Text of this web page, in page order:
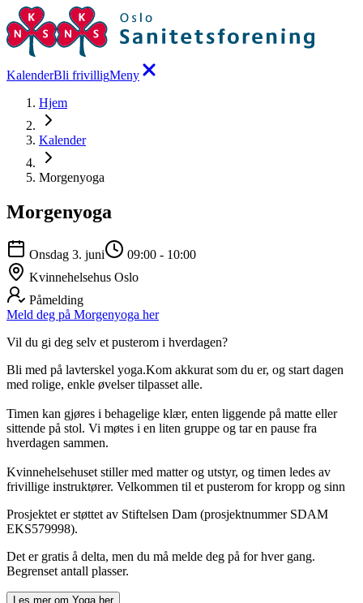
KalenderBli frivilligMeny
Hjem
Kalender
Morgenyoga
Morgenyoga
Onsdag 3. juni 09:00 - 10:00
Kvinnehelsehus Oslo
Påmelding
Meld deg på Morgenyoga her
Vil du gi deg selv et pusterom i hverdagen?
Bli med på lavterskel yoga.Kom akkurat som du er, og start dagen
med rolige, enkle øvelser tilpasset alle.
Timen kan gjøres i behagelige klær, enten liggende på matte eller
sittende på stol. Vi møtes i en liten gruppe og tar en pause fra
hverdagen sammen.
Kvinnehelsehuset stiller med matter og utstyr, og timen ledes av
frivillige instruktører. Velkommen til et pusterom for kropp og sinn
Prosjektet er støttet av Stiftelsen Dam (prosjektnummer SDAM
EKS579998).
Det er gratis å delta, men du må melde deg på for hver gang.
Begrenset antall plasser.
Les mer om Yoga her